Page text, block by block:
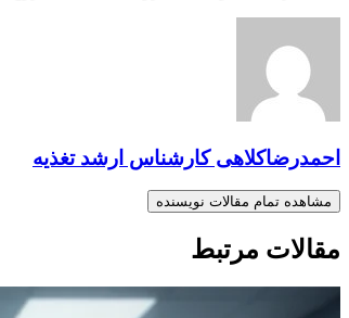
احمدرضاکلاهی کارشناس ارشد تغذیه
مشاهده تمام مقالات نویسنده
مقالات مرتبط